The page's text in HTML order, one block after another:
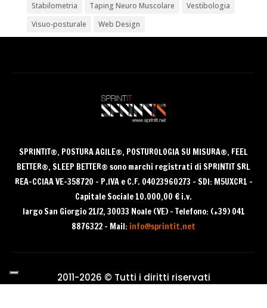
Stabilometria
Taping Neuro Muscolare
Vestibologia
Visuo-posturale
Web Design
Archivi
SPRINTIT®, POSTURA AGILE®, POSTUROLOGIA SU MISURA®, FEEL
BETTER®, SLEEP BETTER® sono marchi registrati di SPRINTIT SRL
REA-CCIAA VE-358720 – P.IVA e C.F. 04023960273 – SDI: M5UXCR1 –
Capitale Sociale 10.000,00 € i.v.
largo San Giorgio 21/2, 30033 Noale (VE) – Telefono: (+39) 041
8876322 – Mail: info@sprintit.net
2011-2026 © Tutti i diritti riservati